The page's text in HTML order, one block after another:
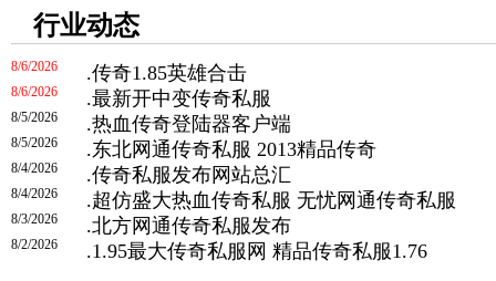
行业动态
.传奇1.85英雄合击
8/6/2026
.最新开中变传奇私服
8/6/2026
.热血传奇登陆器客户端
8/5/2026
.东北网通传奇私服 2013精品传奇
8/5/2026
.传奇私服发布网站总汇
8/4/2026
.超仿盛大热血传奇私服 无忧网通传奇私服
8/4/2026
.北方网通传奇私服发布
8/3/2026
.1.95最大传奇私服网 精品传奇私服1.76
8/2/2026